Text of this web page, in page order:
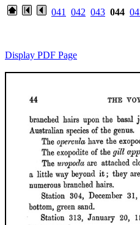
041 042 043 044
Display PDF Page